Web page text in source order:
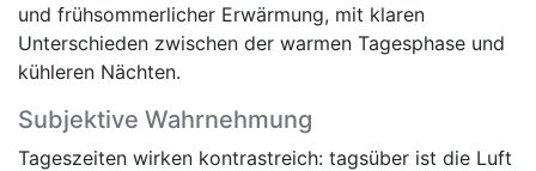
und frühsommerlicher Erwärmung, mit klaren
Unterschieden zwischen der warmen Tagesphase und
kühleren Nächten.
Subjektive Wahrnehmung
Tageszeiten wirken kontrastreich: tagsüber ist die Luft